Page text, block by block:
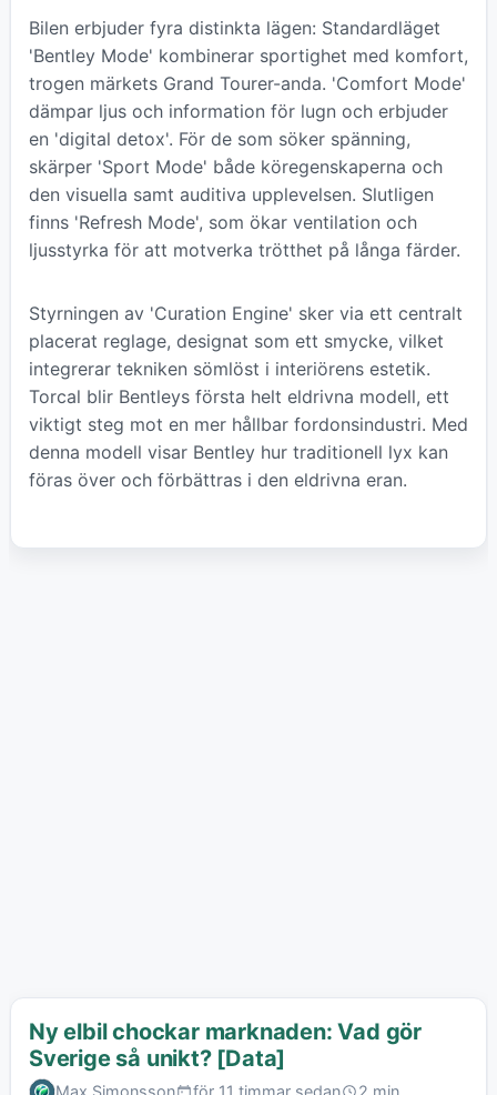
Bilen erbjuder fyra distinkta lägen: Standardläget
'Bentley Mode' kombinerar sportighet med komfort,
trogen märkets Grand Tourer-anda. 'Comfort Mode'
dämpar ljus och information för lugn och erbjuder
en 'digital detox'. För de som söker spänning,
skärper 'Sport Mode' både köregenskaperna och
den visuella samt auditiva upplevelsen. Slutligen
finns 'Refresh Mode', som ökar ventilation och
ljusstyrka för att motverka trötthet på långa färder.
Styrningen av 'Curation Engine' sker via ett centralt
placerat reglage, designat som ett smycke, vilket
integrerar tekniken sömlöst i interiörens estetik.
Torcal blir Bentleys första helt eldrivna modell, ett
viktigt steg mot en mer hållbar fordonsindustri. Med
denna modell visar Bentley hur traditionell lyx kan
föras över och förbättras i den eldrivna eran.
Ny elbil chockar marknaden: Vad gör
Sverige så unikt? [Data]
Max Simonsson för 11 timmar sedan 2 min